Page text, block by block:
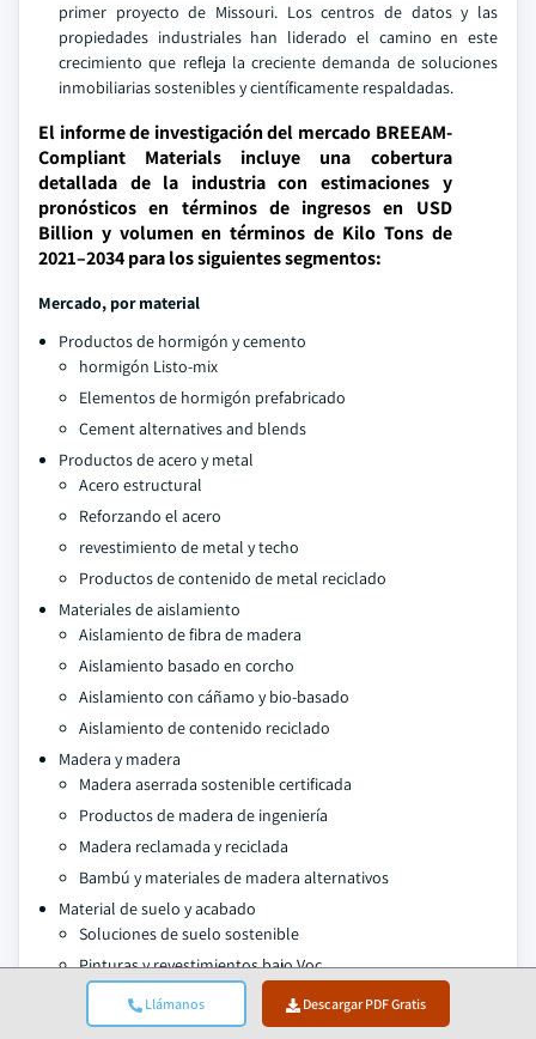
Llámanos Descargar PDF Gratis
primer proyecto de Missouri. Los centros de datos y las
propiedades industriales han liderado el camino en este
crecimiento que refleja la creciente demanda de soluciones
inmobiliarias sostenibles y científicamente respaldadas.
El informe de investigación del mercado BREEAM-
Compliant Materials incluye una cobertura
detallada de la industria con estimaciones y
pronósticos en términos de ingresos en USD
Billion y volumen en términos de Kilo Tons de
2021–2034 para los siguientes segmentos:
Mercado, por material
Productos de hormigón y cemento
hormigón Listo-mix
Elementos de hormigón prefabricado
Cement alternatives and blends
Productos de acero y metal
Acero estructural
Reforzando el acero
revestimiento de metal y techo
Productos de contenido de metal reciclado
Materiales de aislamiento
Aislamiento de fibra de madera
Aislamiento basado en corcho
Aislamiento con cáñamo y bio-basado
Aislamiento de contenido reciclado
Madera y madera
Madera aserrada sostenible certificada
Productos de madera de ingeniería
Madera reclamada y reciclada
Bambú y materiales de madera alternativos
Material de suelo y acabado
Soluciones de suelo sostenible
Pinturas y revestimientos bajo Voc
Tejas y superficies de contenido reciclado
Materiales de acabado basados en biotecnología